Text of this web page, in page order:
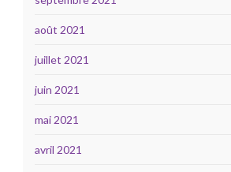
août 2021
juillet 2021
juin 2021
mai 2021
avril 2021